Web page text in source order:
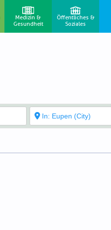
Medizin &
Gesundheit
Öffentliches &
Soziales